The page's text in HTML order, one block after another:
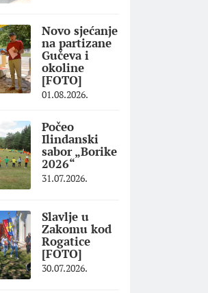
Novo sjećanje
na partizane
Gučeva i
okoline
[FOTO]
01.08.2026.
Počeo
Ilindanski
sabor „Borike
2026“
31.07.2026.
Slavlje u
Zakomu kod
Rogatice
[FOTO]
30.07.2026.